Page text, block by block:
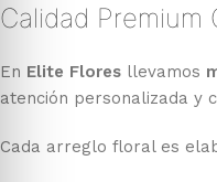
Calidad Premium
En Elite Flores llevamos
atención personalizada y
Cada arreglo floral es